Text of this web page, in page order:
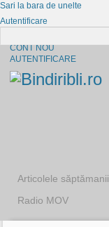
CONT NOU
AUTENTIFICARE
Articolele săptămanii
Radio MOV
Sari la bara de unelte
Autentificare